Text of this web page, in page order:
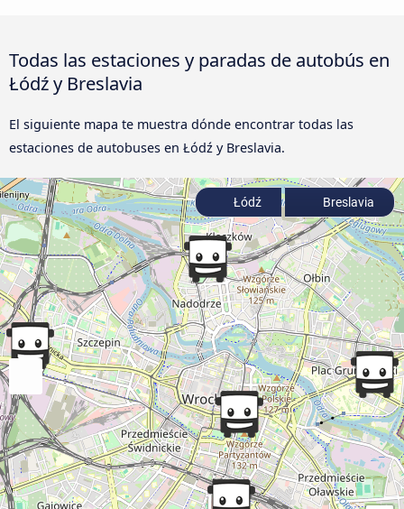
Todas las estaciones y paradas de autobús en
Łódź y Breslavia
El siguiente mapa te muestra dónde encontrar todas las
estaciones de autobuses en Łódź y Breslavia.
Łódź Breslavia